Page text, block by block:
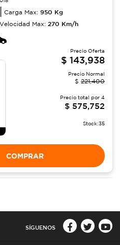
Carga Max: 950 Kg
Velocidad Max: 270 Km/h
Precio Oferta
$ 143,938
Precio Normal
$ 221,400
Precio total por 4
$ 575,752
Stock:35
COMPRAR
SÍGUENOS